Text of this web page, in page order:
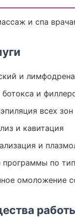
и спа
и
и
всех зон
и кавитация
и
программы по
омоложение